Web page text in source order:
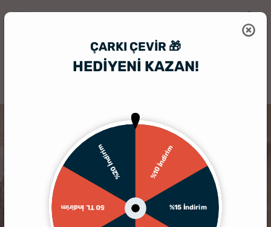
ÇARKI ÇEVIR 🎁
HEDİYENİ KAZAN!
%10 İndirim
%15 İndirim
50 TL İndirim
%20 İndirim